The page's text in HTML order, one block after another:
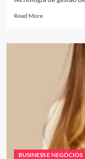
Read MoreRead
Equipamentos
combustível
eficiente
estarão
presentes
na
Agrishow
BUSINESS E NEGÓCIOS